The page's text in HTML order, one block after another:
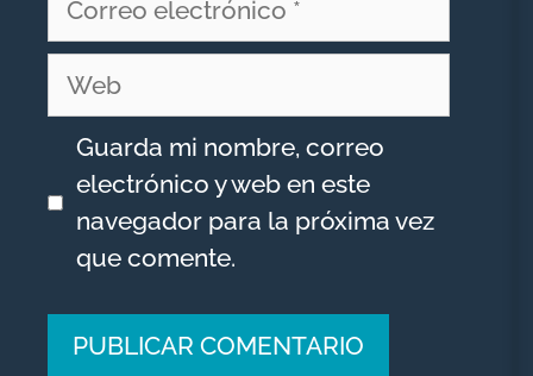
electrónico
Web
Guarda mi nombre, correo
electrónico y web en este
navegador para la próxima vez
que comente.